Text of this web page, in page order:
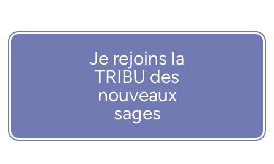
Je rejoins la
TRIBU des
nouveaux
sages